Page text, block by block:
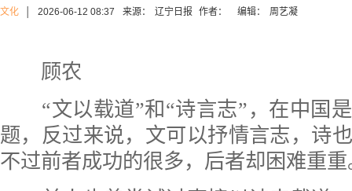
文化 2026-06-12 08:37 来源： 辽宁日报 作者： 编辑： 周艺凝
顾农
“文以载道”和“诗言志”，在中国
题，反过来说，文可以抒情言志，诗
不过前者成功的很多，后者却困难重重